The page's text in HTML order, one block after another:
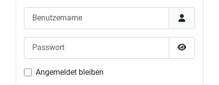
Passwort
Passwort
Angemeldet bleiben